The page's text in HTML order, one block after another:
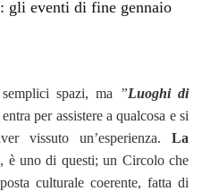
gli eventi di fine gennaio
spazi, ma ”Luoghi di
per assistere a qualcosa e si
vissuto un’esperienza. La
, è uno di questi; un Circolo che
culturale coerente, fatta di